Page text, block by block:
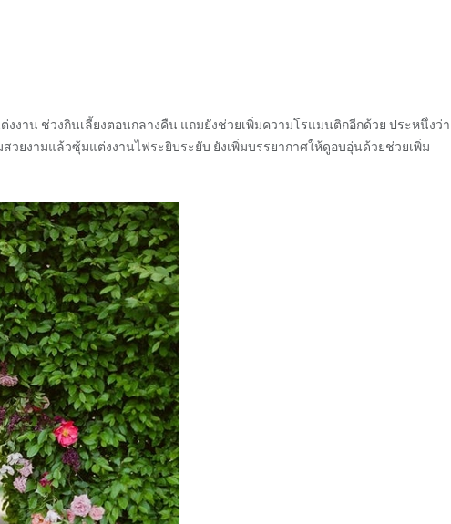
งาน ช่วงกินเลี้ยงตอนกลางคืน แถมยังช่วยเพิ่มความโรแมนติกอีกด้วย ประหนึ่งว่
วยงามแล้วซุ้มแต่งงานไฟระยิบระยับ ยังเพิ่มบรรยากาศให้ดูอบอุ่นด้วยช่วยเพิ่ม